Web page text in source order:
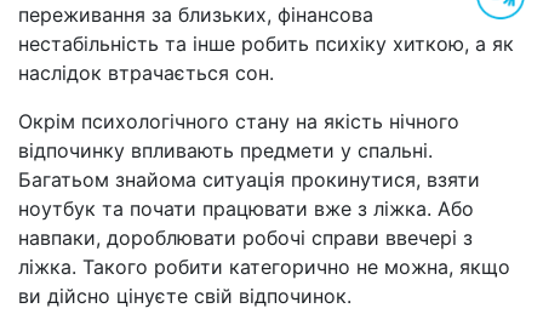
переживання за близьких, фінансова
нестабільність та інше робить психіку хиткою, а як
наслідок втрачається сон.
Окрім психологічного стану на якість нічного
відпочинку впливають предмети у спальні.
Багатьом знайома ситуація прокинутися, взяти
ноутбук та почати працювати вже з ліжка. Або
навпаки, дороблювати робочі справи ввечері з
ліжка. Такого робити категорично не можна, якщо
ви дійсно цінуєте свій відпочинок.